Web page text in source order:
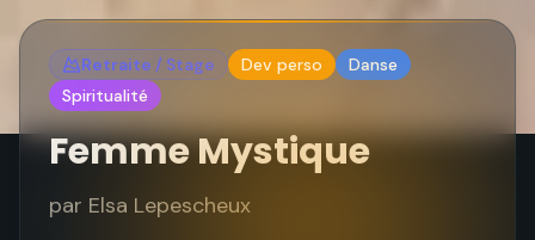
Retraite / Stage Dev perso
Danse
Spiritualité
Femme Mystique
par Elsa Lepescheux